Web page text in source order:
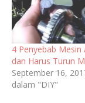
4 Penyebab Mesin
dan Harus Turun
September 16,
dalam "DIY"